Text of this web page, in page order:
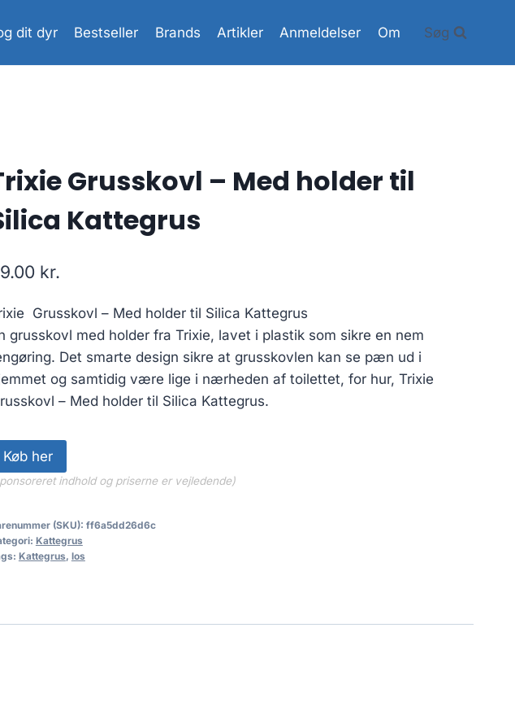
dit dyr Bestseller Brands Artikler Anmeldelser Om Søg
Grusskovl – Med holder til
Kattegrus
kr.
Grusskovl – Med holder til Silica Kattegrus
grusskovl med holder fra Trixie, lavet i plastik som sikre en nem
Det smarte design sikre at grusskovlen kan se pæn ud i
og samtidig være lige i nærheden af toilettet, for hur, Trixie
– Med holder til Silica Kattegrus.
Køb her
indhold og priserne er vejledende)
(SKU): ff6a5dd26d6c
Kattegrus
Kattegrus, los